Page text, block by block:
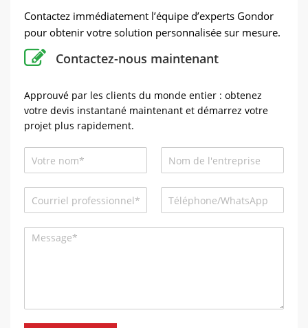
Contactez immédiatement l’équipe d’experts Gondor
pour obtenir votre solution personnalisée sur mesure.
Contactez-nous maintenant
Approuvé par les clients du monde entier : obtenez
votre devis instantané maintenant et démarrez votre
projet plus rapidement.